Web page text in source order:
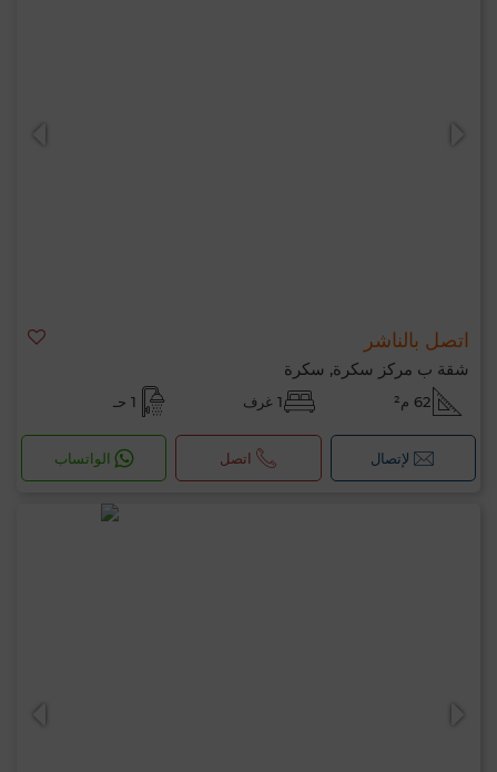
اتصل بالناشر
شقة ب مركز سكرة, سكرة
62 م² 1 غرف 1 حـ
لإتصال اتصل الواتساب